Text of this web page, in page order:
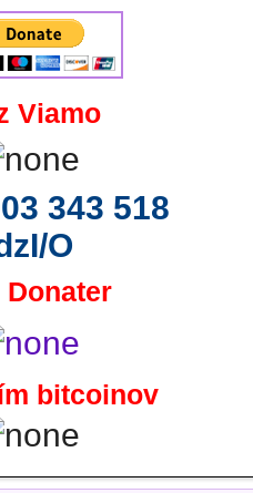
Viamo
343 518
O
Donater
bitcoinov